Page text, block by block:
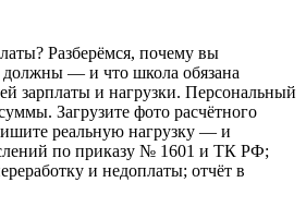
Разберёмся, почему вы
должны — и что школа обязана
зарплаты и нагрузки. Персональный
Загрузите фото расчётного
реальную нагрузку — и
по приказу № 1601 и ТК РФ;
и недоплаты; отчёт в